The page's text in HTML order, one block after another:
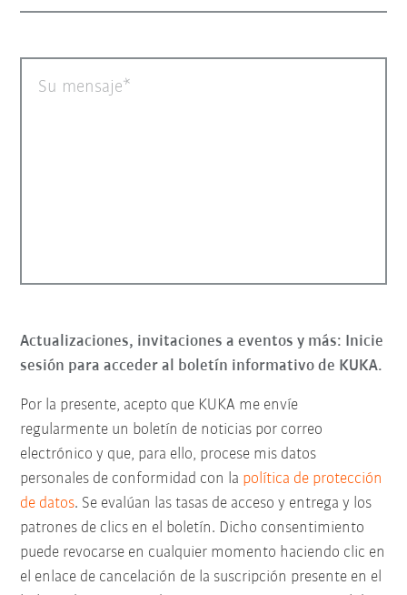
Su mensaje
Actualizaciones, invitaciones a eventos y más: Inicie
sesión para acceder al boletín informativo de KUKA.
Por la presente, acepto que KUKA me envíe
regularmente un boletín de noticias por correo
electrónico y que, para ello, procese mis datos
personales de conformidad con la política de protección
de datos. Se evalúan las tasas de acceso y entrega y los
patrones de clics en el boletín. Dicho consentimiento
puede revocarse en cualquier momento haciendo clic en
el enlace de cancelación de la suscripción presente en el